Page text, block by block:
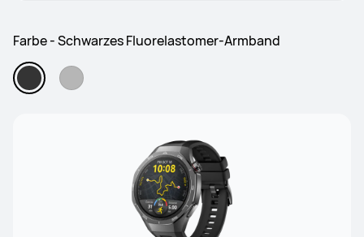
Farbe - Schwarzes Fluorelastomer-Armband